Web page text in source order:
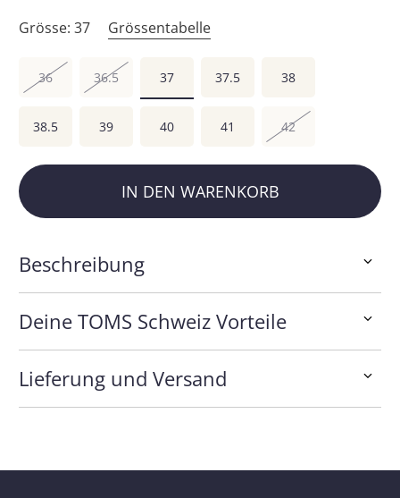
Grösse:37 Grössentabelle
36 36.5 37 37.5 38
38.5 39 40 41 42
IN DEN WARENKORB
Beschreibung
Deine TOMS Schweiz Vorteile
Lieferung und Versand